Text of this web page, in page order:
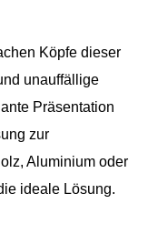
Köpfe dieser
unauffällige
Präsentation
zur
Aluminium oder
ideale Lösung.